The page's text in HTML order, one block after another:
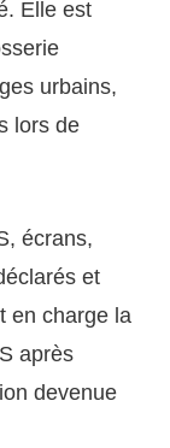
Elle est
urbains,
lors de
écrans,
et
en charge la
après
devenue